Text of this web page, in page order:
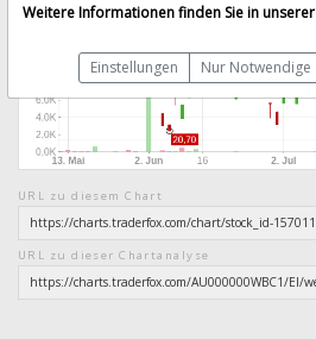
URL zu diesem Chart
URL zu dieser Chartanalyse
Weitere Informationen finden Sie in unserer
Einstellungen Nur Notwendige